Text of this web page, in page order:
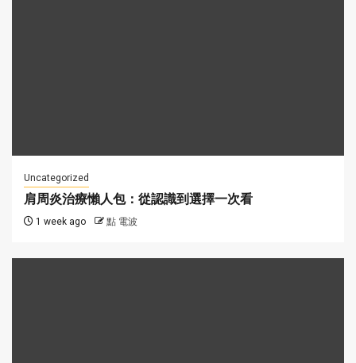
Uncategorized
肩周炎治療懶人包：從認識到選擇一次看
1 week ago 點 電波